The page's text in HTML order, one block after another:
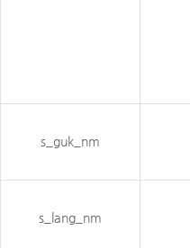
s_guk_nm
s_lang_nm